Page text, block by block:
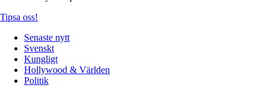
Tipsa oss!
Senaste nytt
Svenskt
Kungligt
Hollywood & Världen
Politik